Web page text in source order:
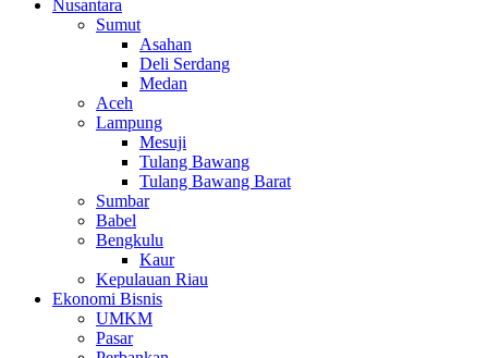
Nusantara
Sumut
Asahan
Deli Serdang
Medan
Aceh
Lampung
Mesuji
Tulang Bawang
Tulang Bawang Barat
Sumbar
Babel
Bengkulu
Kaur
Kepulauan Riau
Ekonomi Bisnis
UMKM
Pasar